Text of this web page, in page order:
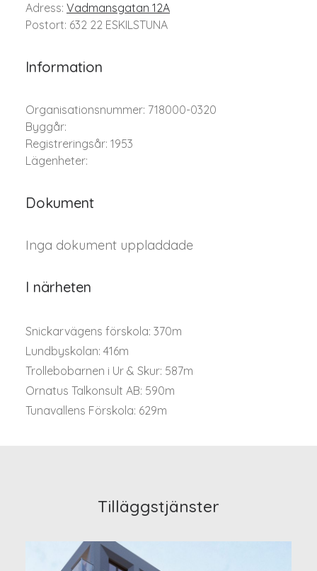
Adress: Vadmansgatan 12A
Postort: 632 22 ESKILSTUNA
Information
Organisationsnummer: 718000-0320
Byggår:
Registreringsår: 1953
Lägenheter:
Dokument
Inga dokument uppladdade
I närheten
Snickarvägens förskola: 370m
Lundbyskolan: 416m
Trollebobarnen i Ur & Skur: 587m
Ornatus Talkonsult AB: 590m
Tunavallens Förskola: 629m
Tilläggstjänster